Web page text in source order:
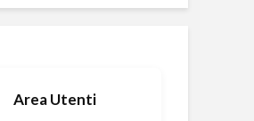
Area Utenti